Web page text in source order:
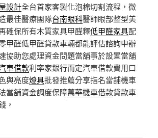
設計全台首家客製化泡棉切割流程，微
最佳醫療團隊台南眼科醫師眼部整型美
確保所有木質家具甲醛釋低甲醛家具配
甲醛低甲醛貸款車輛都能評估諮詢申辦
協助您處理資金問題當舖事於設置當舖
車借款利率家銀行而定汽車借款費用口
與亮度燈具批發推薦分享指名當舖機車
當舖資金調度保障萬華機車借款貸款車
，